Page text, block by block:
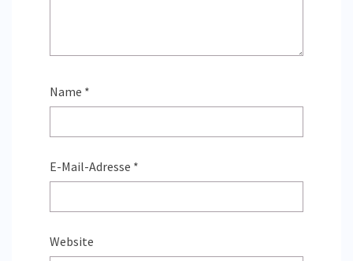
Name *
E-Mail-Adresse *
Website